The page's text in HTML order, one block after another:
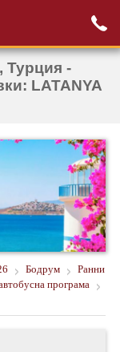
на
Турция -
LATANYA
Бодрум
Ранни
програма